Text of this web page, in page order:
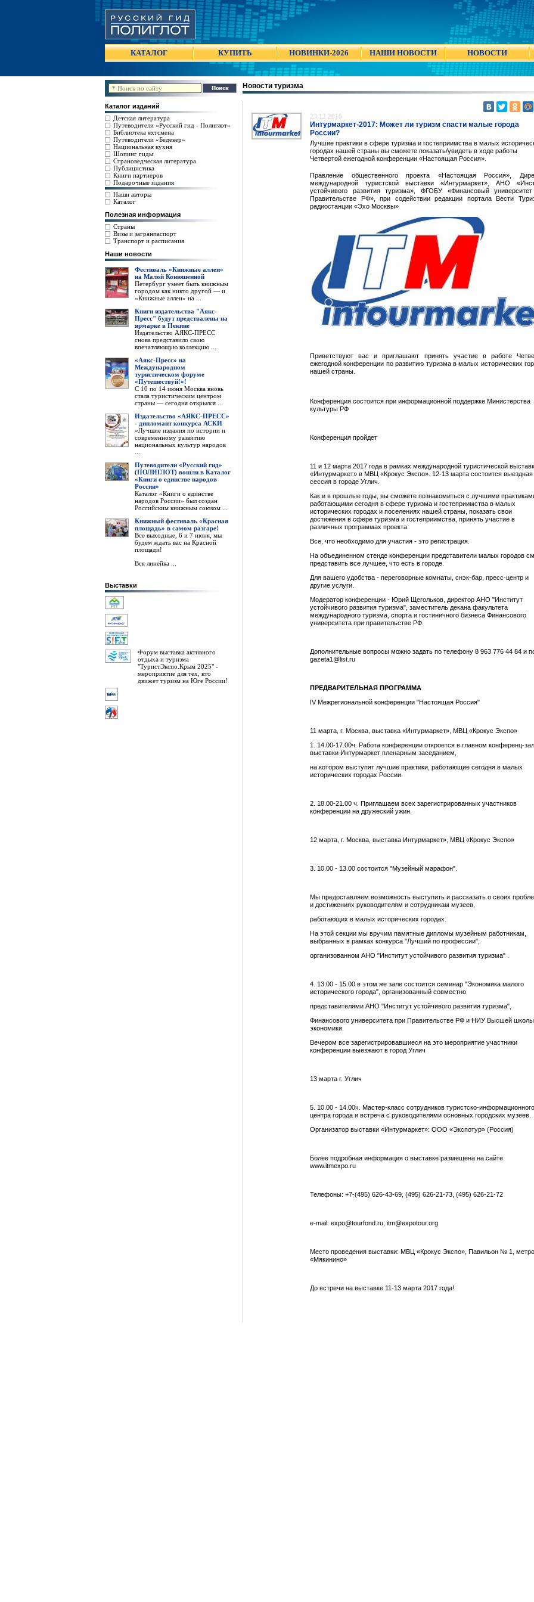
КАТАЛОГ КУПИТЬ НОВИНКИ-2026 НАШИ НОВОСТИ НОВОСТИ
Каталог изданий
Детская литература
Путеводители «Русский гид - Полиглот»
Библиотека яхтсмена
Путеводители «Бедекер»
Национальная кухня
Шопинг гиды
Страноведческая литература
Публицистика
Книги партнеров
Подарочные издания
Наши авторы
Каталог
Полезная информация
Страны
Визы и загранпаспорт
Транспорт и расписания
Наши новости
Фестиваль «Книжные аллеи»
на Малой Конюшенной
Петербург умеет быть книжным
городом как никто другой — и
«Книжные аллеи» на ...
Книги издательства "Аякс-
Пресс" будут предствалены на
ярмарке в Пекине
Издательство АЯКС-ПРЕСС
снова представило свою
впечатляющую коллекцию ...
«Аякс-Пресс» на
Международном
туристическом форуме
«Путешествуй!»!
С 10 по 14 июня Москва вновь
стала туристическим центром
страны — сегодня открылся ...
Издательство «АЯКС-ПРЕСС»
- дипломант конкурса АСКИ
«Лучшие издания по истории и
современному развитию
национальных культур народов
Путеводители «Русский гид»
(ПОЛИГЛОТ) вошли в Каталог
«Книги о единстве народов
России»
Каталог «Книги о единстве
народов России» был создан
Российским книжным союзом ...
Книжный фестиваль «Красная
площадь» в самом разгаре!
Все выходные, 6 и 7 июня, мы
будем ждать вас на Красной
площади!
Вся линейка ...
Выставки
Форум выставка активного
отдыха и туризма
"ТуристЭкспо.Крым 2025" -
мероприятие для тех, кто
движет туризм на Юге России!
Новости туризма
23.12.2016
Интурмаркет-2017: Может ли туризм спасти малые города
России?
Лучшие практики в сфере туризма и гостеприимства в малых
городах нашей страны вы сможете показать/увидеть в ходе работы
Четвертой ежегодной конференции «Настоящая Россия».
Правление общественного проекта «Настоящая Россия»,
международной туристской выставки «Интурмаркет», АНО
устойчивого развития туризма», ФГОБУ «Финансовый
Правительстве РФ», при содействии редакции портала Вести
радиостанции «Эхо Москвы»
Приветствуют вас и приглашают принять участие в работе
ежегодной конференции по развитию туризма в малых исторических
нашей страны.
Конференция состоится при информационной поддержке Министерства
культуры РФ
Конференция пройдет
11 и 12 марта 2017 года в рамках международной туристической
«Интурмаркет» в МВЦ «Крокус Экспо». 12-13 марта состоится выездная
сессия в городе Углич.
Как и в прошлые годы, вы сможете познакомиться с лучшими
работающими сегодня в сфере туризма и гостеприимства в малых
исторических городах и поселениях нашей страны, показать свои
достижения в сфере туризма и гостеприимства, принять участие в
различных программах проекта.
Все, что необходимо для участия - это регистрация.
На объединенном стенде конференции представители малых городов
представить все лучшее, что есть в городе.
Для вашего удобства - переговорные комнаты, снэк-бар, пресс-центр и
другие услуги.
Модератор конференции - Юрий Щегольков, директор АНО "Институт
устойчивого развития туризма", заместитель декана факультета
международного туризма, спорта и гостиничного бизнеса Финансового
университета при правительстве РФ.
Дополнительные вопросы можно задать по телефону 8 963 776 44 84 и
gazeta1@list.ru
ПРЕДВАРИТЕЛЬНАЯ ПРОГРАММА
IV Межрегиональной конференции "Настоящая Россия"
11 марта, г. Москва, выставка «Интурмаркет», МВЦ «Крокус Экспо»
1. 14.00-17.00ч. Работа конференции откроется в главном конференц-
выставки Интурмаркет пленарным заседанием,
на котором выступят лучшие практики, работающие сегодня в малых
исторических городах России.
2. 18.00-21.00 ч. Приглашаем всех зарегистрированных участников
конференции на дружеский ужин.
12 марта, г. Москва, выставка Интурмаркет», МВЦ «Крокус Экспо»
3. 10.00 - 13.00 состоится "Музейный марафон".
Мы предоставляем возможность выступить и рассказать о своих
и достижениях руководителям и сотрудникам музеев,
работающих в малых исторических городах.
На этой секции мы вручим памятные дипломы музейным работникам,
выбранных в рамках конкурса "Лучший по профессии",
организованном АНО "Институт устойчивого развития туризма" .
4. 13.00 - 15.00 в этом же зале состоится семинар "Экономика малого
исторического города", организованный совместно
представителями АНО "Институт устойчивого развития туризма",
Финансового университета при Правительстве РФ и НИУ Высшей школы
экономики.​
Вечером все зарегистрировавшиеся на это мероприятие участники
конференции выезжают в город Углич
13 марта г. Углич
5. 10.00 - 14.00ч. Мастер-класс сотрудников туристско-информационного
центра города и встреча с руководителями основных городских музеев.
Организатор выставки «Интурмаркет»: ООО «Экспотур» (Россия)
Более подробная информация о выставке размещена на сайте
www.itmexpo.ru
Телефоны: +7-(495) 626-43-69, (495) 626-21-73, (495) 626-21-72
e-mail: expo@tourfond.ru, itm@expotour.org
Место проведения выставки: МВЦ «Крокус Экспо», Павильон № 1, метро
«Мякинино»
До встречи на выставке 11-13 марта 2017 года!